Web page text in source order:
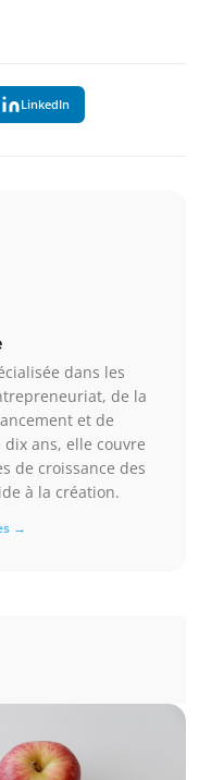
LinkedIn
dans les
de la
et de
dix ans, elle couvre
de croissance des
à la création.
→